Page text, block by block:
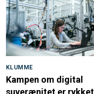
KLUMME
Kampen om digital
suverænitet er rykket